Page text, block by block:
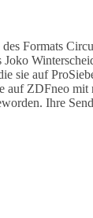
Formats
sie auf
ZDFneo mit
Ihre